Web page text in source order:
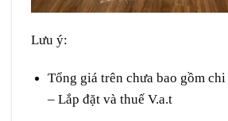
Lưu ý:
Tổng giá trên chưa bao gồm
– Lắp đặt và thuế V.a.t